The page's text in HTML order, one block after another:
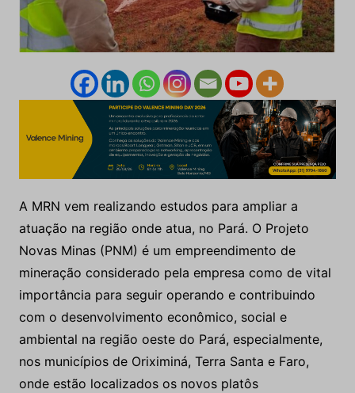
A MRN vem realizando estudos para ampliar a
atuação na região onde atua, no Pará. O Projeto
Novas Minas (PNM) é um empreendimento de
mineração considerado pela empresa como de vital
importância para seguir operando e contribuindo
com o desenvolvimento econômico, social e
ambiental na região oeste do Pará, especialmente,
nos municípios de Oriximiná, Terra Santa e Faro,
onde estão localizados os novos platôs